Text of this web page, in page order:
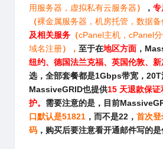
用服务器，虚拟私有云服务器 ） ， 专
（裸金属服务器，机房托管，数据备
及相关服务 （cPanel主机，cPanel
域名注册）， 至于在地区方面 ，
纽约、德国法兰克福、英国伦敦、新
选，全部套餐都是1Gbps带宽，20T
MassiveGRID也提供15 天退款保
护。 需要注意的是， 目前
口默认是51821 ，而不是22， 首次登
码 ，购买后要注意看开通邮件写的是